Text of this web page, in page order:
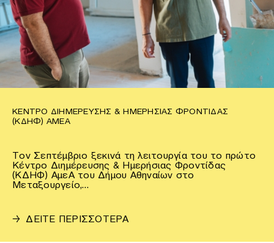
ΚΈΝΤΡΟ ΔΙΗΜΈΡΕΥΣΗΣ & ΗΜΕΡΉΣΙΑΣ ΦΡΟΝΤΊΔΑΣ
(ΚΔΗΦ) ΑΜΕΑ
Τον Σεπτέμβριο ξεκινά τη λειτουργία του το πρώτο
Κέντρο Διημέρευσης & Ημερήσιας Φροντίδας
(ΚΔΗΦ) ΑμεΑ του Δήμου Αθηναίων στο
Μεταξουργείο,…
→ ΔΕΙΤΕ ΠΕΡΙΣΣΟΤΕΡΑ